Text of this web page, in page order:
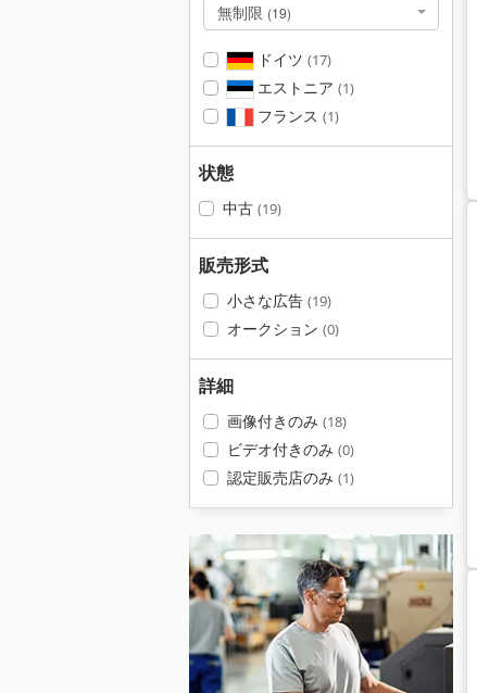
無制限 (19)
ドイツ (17)
エストニア (1)
フランス (1)
状態
中古 (19)
販売形式
小さな広告 (19)
オークション (0)
詳細
画像付きのみ (18)
ビデオ付きのみ (0)
認定販売店のみ (1)